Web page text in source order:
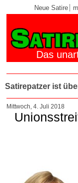
Neue Satire
Das
Satirepatzer ist
Mittwoch, 4. Juli 2018